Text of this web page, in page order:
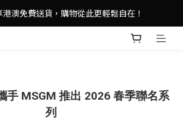
網店會員，即享 HK$50 購物金禮遇！
澳免費送貨，購物從此更輕鬆自在！
網店會員，即享 HK$50 購物金禮遇！
手 MSGM 推出 2026 春季聯名系
列